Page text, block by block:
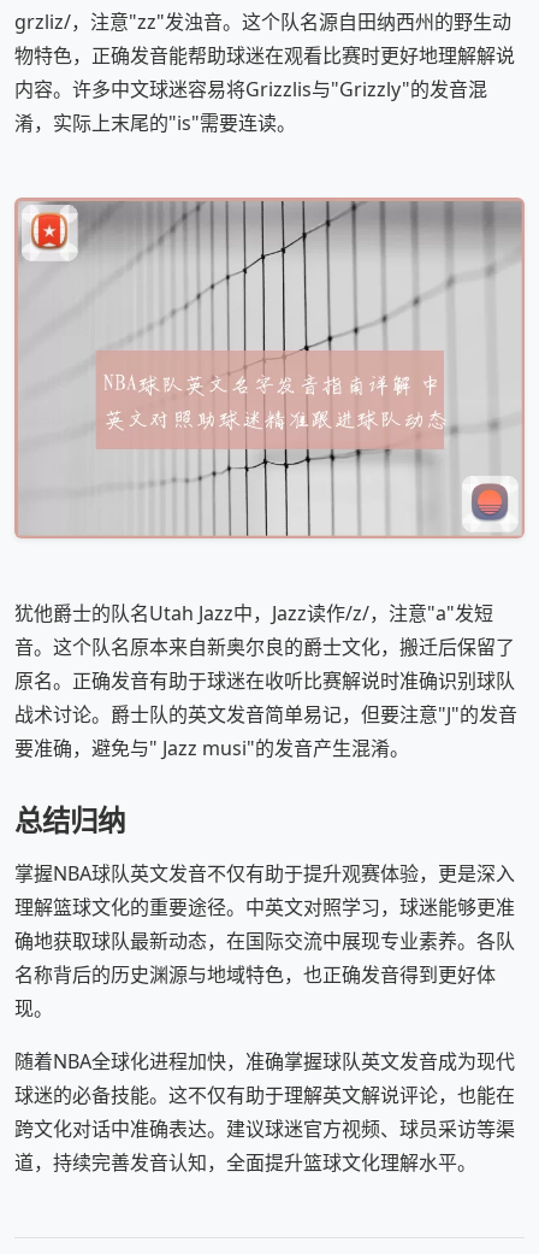
ɡrzliz/，注意"zz"发浊音。这个队名源自田纳西州的野生动
物特色，正确发音能帮助球迷在观看比赛时更好地理解解说
内容。许多中文球迷容易将Grizzlis与"Grizzly"的发音混
淆，实际上末尾的"is"需要连读。
犹他爵士的队名Utah Jazz中，Jazz读作/z/，注意"a"发短
音。这个队名原本来自新奥尔良的爵士文化，搬迁后保留了
原名。正确发音有助于球迷在收听比赛解说时准确识别球队
战术讨论。爵士队的英文发音简单易记，但要注意"J"的发音
要准确，避免与" Jazz musi"的发音产生混淆。
总结归纳
掌握NBA球队英文发音不仅有助于提升观赛体验，更是深入
理解篮球文化的重要途径。中英文对照学习，球迷能够更准
确地获取球队最新动态，在国际交流中展现专业素养。各队
名称背后的历史渊源与地域特色，也正确发音得到更好体
现。
随着NBA全球化进程加快，准确掌握球队英文发音成为现代
球迷的必备技能。这不仅有助于理解英文解说评论，也能在
跨文化对话中准确表达。建议球迷官方视频、球员采访等渠
道，持续完善发音认知，全面提升篮球文化理解水平。